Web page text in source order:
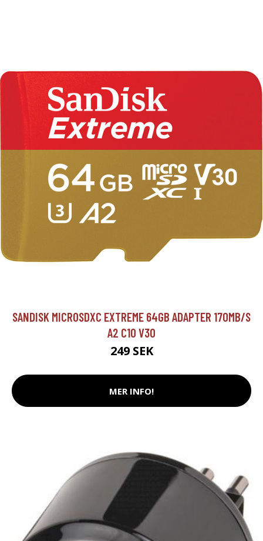
SANDISK MICROSDXC EXTREME 64GB ADAPTER 170MB/S
A2 C10 V30
249 SEK
MER INFO!